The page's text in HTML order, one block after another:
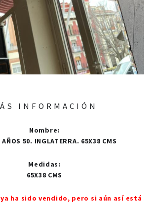
INFORMACIÓN
Nombre:
AÑOS 50. INGLATERRA. 65X38 CMS
Medidas:
65X38 CMS
ha sido vendido, pero si aún así está